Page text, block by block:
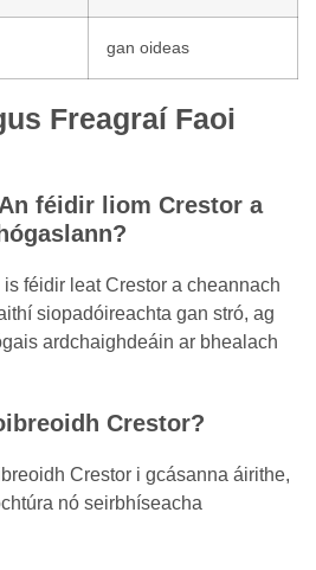
gan oideas
Freagraí Faoi
féidir liom Crestor a
féidir leat Crestor a cheannach
siopadóireachta gan stró, ag
ardchaighdeáin ar bhealach
Crestor?
Crestor i gcásanna áirithe,
nó seirbhíseacha